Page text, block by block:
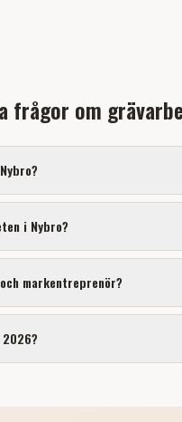
frågor om
Nybro?
i Nybro?
markentreprenör?